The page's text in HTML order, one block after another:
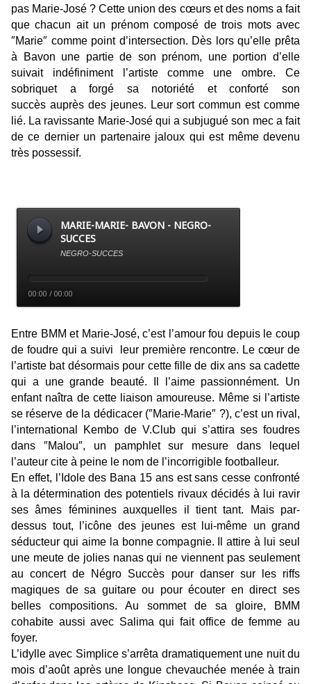
pas Marie-José ? Cette union des cœurs et des noms a fait
que chacun ait un prénom composé de trois mots avec
″Marie″ comme point d’intersection. Dès lors qu’elle prêta
à Bavon une partie de son prénom, une portion d’elle
suivait indéfiniment l’artiste comme une ombre. Ce
sobriquet a forgé sa notoriété et conforté son
succès auprès des jeunes. Leur sort commun est comme
lié. La ravissante Marie-José qui a subjugué son mec a fait
de ce dernier un partenaire jaloux qui est même devenu
très possessif.
Entre BMM et Marie-José, c’est l’amour fou depuis le coup
de foudre qui a suivi leur première rencontre. Le cœur de
l’artiste bat désormais pour cette fille de dix ans sa cadette
qui a une grande beauté. Il l’aime passionnément. Un
enfant naîtra de cette liaison amoureuse. Même si l’artiste
se réserve de la dédicacer (″Marie-Marie″ ?), c’est un rival,
l’international Kembo de V.Club qui s’attira ses foudres
dans ″Malou″, un pamphlet sur mesure dans lequel
l’auteur cite à peine le nom de l’incorrigible footballeur.
En effet, l’Idole des Bana 15 ans est sans cesse confronté
à la détermination des potentiels rivaux décidés à lui ravir
ses âmes féminines auxquelles il tient tant. Mais par-
dessus tout, l’icône des jeunes est lui-même un grand
séducteur qui aime la bonne compagnie. Il attire à lui seul
une meute de jolies nanas qui ne viennent pas seulement
au concert de Négro Succès pour danser sur les riffs
magiques de sa guitare ou pour écouter en direct ses
belles compositions. Au sommet de sa gloire, BMM
cohabite aussi avec Salima qui fait office de femme au
foyer.
L’idylle avec Simplice s’arrêta dramatiquement une nuit du
mois d’août après une longue chevauchée menée à train